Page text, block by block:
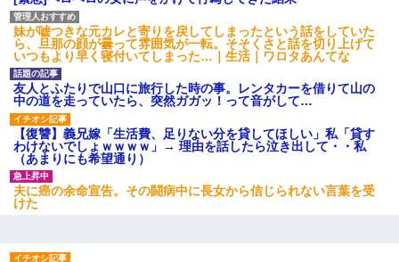
ＤＮＡ検査『血縁関係０％』旦那「やっぱり托卵だったんだ…」
嫁「本当に身に覚えがない」「なにかの間違いだ！取り違え
だ！」→ 嫁「あっ」
【悲報】お風呂で父親と姉が完全に行為してるんだが...
旦那の元嫁「離婚したとはいえ、私が本来の妻。許可なく結婚す
るなんてどういう神経してるの？離婚届を記入して持って来い」
→笑いが止まらなくなり・・・
嘘をついてフリン旅行へ出かけた嫁→翌日、嫁「ただいま～」旦
妹が嘘つきな元カレと寄りを戻してしまったという話をしていた
ら、旦那の顔が曇って雰囲気が一転。そそくさと話を切り上げて
いつもより早く寝付いてしまった…｜生活｜ワロタあんてな
友人とふたりで山口に旅行した時の事。レンタカーを借りて山の
中の道を走っていたら、突然ガガッ！って音がして…
【復讐】義兄嫁「生活費、足りない分を貸してほしい」私「貸す
わけないでしょｗｗｗｗ」→ 理由を話したら泣き出して・・私
（あまりにも希望通り）
夫に癌の余命宣告。その闘病中に長女から信じられない言葉を受
けた